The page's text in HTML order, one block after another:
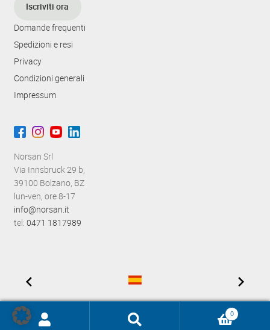
Iscriviti ora
Domande frequenti
Spedizioni e resi
Privacy
Condizioni generali
Impressum
Norsan Srl
Via Innsbruck 29 b,
39100 Bolzano, BZ
lun-ven, ore 8-17
info@norsan.it
tel: 0471 1817989
Ricerca
0